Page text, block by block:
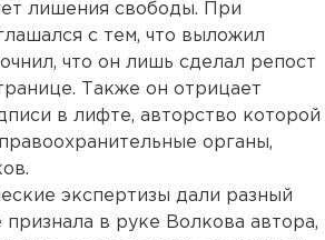
лишения свободы. При
с тем, что выложил
что он лишь сделал репост
Также он отрицает
в лифте, авторство которой
органы,
экспертизы дали разный
признала в руке Волкова автора,